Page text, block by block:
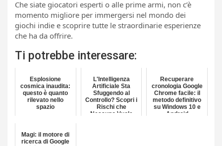
Che siate giocatori esperti o alle prime armi, non c’è
momento migliore per immergersi nel mondo dei
giochi indie e scoprire tutte le straordinarie esperienze
che ha da offrire.
Ti potrebbe interessare:
Esplosione
cosmica inaudita:
questo è quanto
rilevato nello
spazio
L'Intelligenza
Artificiale Sta
Sfuggendo al
Controllo? Scopri i
Rischi che
Nessuno Vuole
Recuperare
cronologia Google
Chrome facile: il
metodo definitivo
su Windows 10 e
Android
Magi: il motore di
ricerca di Google